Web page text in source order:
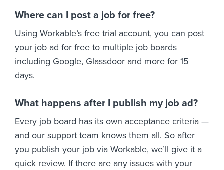
Where can I post a job for free?
Using Workable’s free trial account, you can post
your job ad for free to multiple job boards
including Google, Glassdoor and more for 15
days.
What happens after I publish my job ad?
Every job board has its own acceptance criteria —
and our support team knows them all. So after
you publish your job via Workable, we’ll give it a
quick review. If there are any issues with your